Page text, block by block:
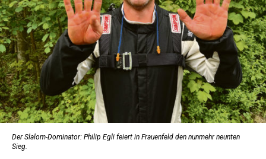
Der Slalom-Dominator: Philip Egli feiert in Frauenfeld den nunmehr neunten
Sieg.